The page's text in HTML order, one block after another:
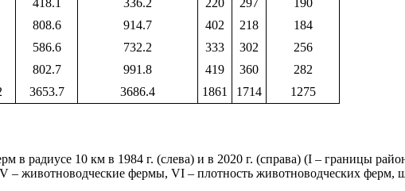
418.1 336.2 220 297
190
808.6 914.7 402 218
184
586.6 732.2 333 302
256
802.7 991.8 419 360
282
3653.7 3686.4 1861 1714 1275
в радиусе 10 км в 1984 г. (слева) и в 2020 г. (справа) (I – границы
– животноводческие фермы, VI – плотность животноводческих ферм,